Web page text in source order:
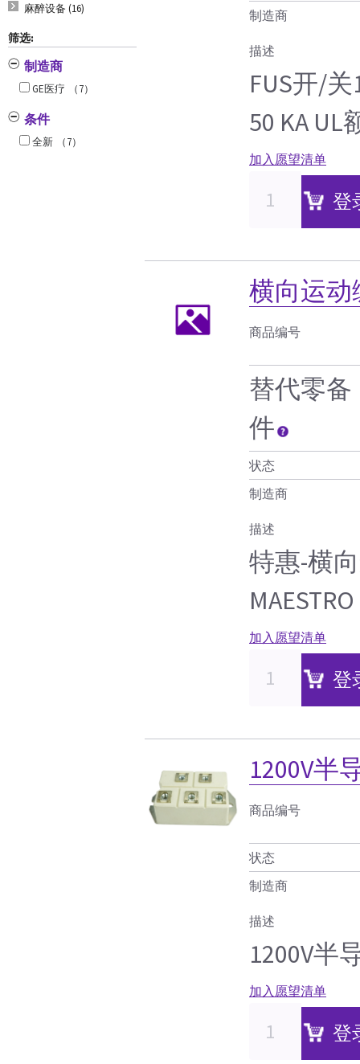
麻醉设备 (16)
筛选:
制造商
GE医疗 （7）
条件
全新 （7）
制造商
描述
FUS开/关
50 KA UL
加入愿望清单
登
横向运动
商品编号
替代零备
件
状态
制造商
描述
特惠-横
MAESTRO
加入愿望清单
登
1200V半
商品编号
状态
制造商
描述
1200V半
加入愿望清单
登